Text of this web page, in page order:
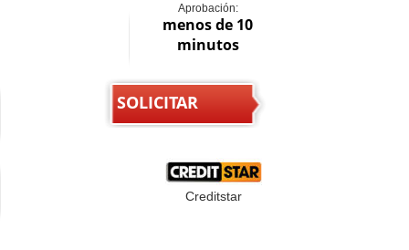
Aprobación:
menos de 10
minutos
SOLICITAR
Creditstar